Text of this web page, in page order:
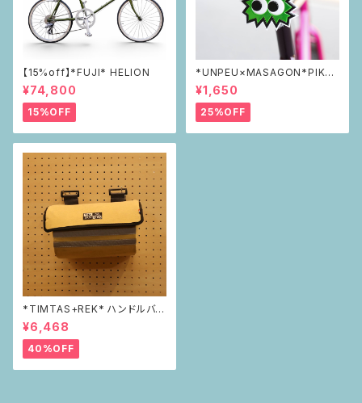
【15%off】*FUJI* HELION
¥74,800
15%OFF
*UNPEU×MASAGON*PIKAP
IKAリフレクター green
¥1,650
25%OFF
*TIMTAS+REK* ハンドルバー
バッグ
¥6,468
40%OFF